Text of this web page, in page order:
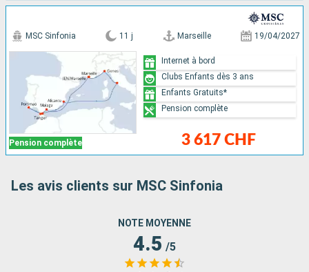
Pension complète
MSC Sinfonia 11 j Marseille 19/04/2027
3 617 CHF
Internet à bord
Clubs Enfants dès 3 ans
Enfants Gratuits*
Pension complète
Les avis clients sur MSC Sinfonia
NOTE MOYENNE
4.5 /5